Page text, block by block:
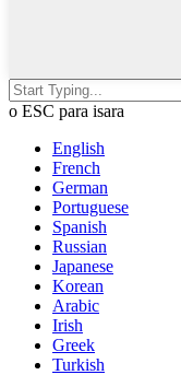
o ESC para isara
English
French
German
Portuguese
Spanish
Russian
Japanese
Korean
Arabic
Irish
Greek
Turkish